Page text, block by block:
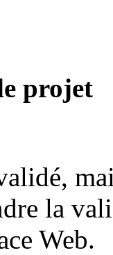
projet
la
Web.